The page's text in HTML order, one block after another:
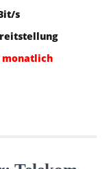
s
monatlich